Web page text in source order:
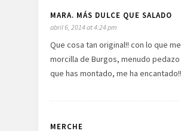
MARA. MÁS DULCE QUE SALADO
abril 6, 2014 at 4:24 pm
Que cosa tan original!! con lo que
morcilla de Burgos, menudo
que has montado, me ha encantado!!
MERCHE